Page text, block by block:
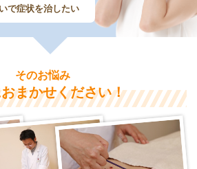
で症状を治したい
そのお悩み
まかせください！